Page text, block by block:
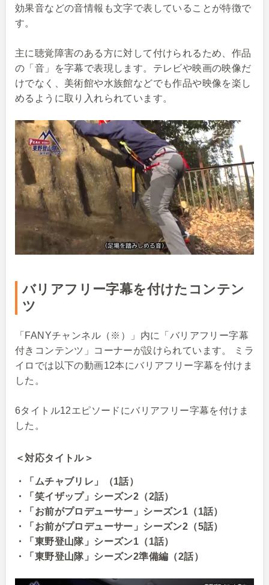
効果音などの音情報も文字で表していることが特徴で
す。
主に聴覚障害のある方に対して付けられるため、作品
の「音」を字幕で表現します。テレビや映画の映像だ
けでなく、美術館や水族館などでも作品や映像を楽し
めるように取り入れられています。
バリアフリー字幕を付けたコンテン
ツ
「FANYチャンネル（※）」内に「バリアフリー字幕
付きコンテンツ」コーナーが設けられています。 ミラ
イロでは以下の動画12本にバリアフリー字幕を付けま
した。
6タイトル12エピソードにバリアフリー字幕を付けま
した。
＜対応タイトル＞
・「ムチャブリレ」（1話）
・「笑イザップ」シーズン2（2話）
・「お前がプロデューサー」シーズン1（1話）
・「お前がプロデューサー」シーズン2（5話）
・「東野登山隊」シーズン1（1話）
・「東野登山隊」シーズン2準備編（2話）